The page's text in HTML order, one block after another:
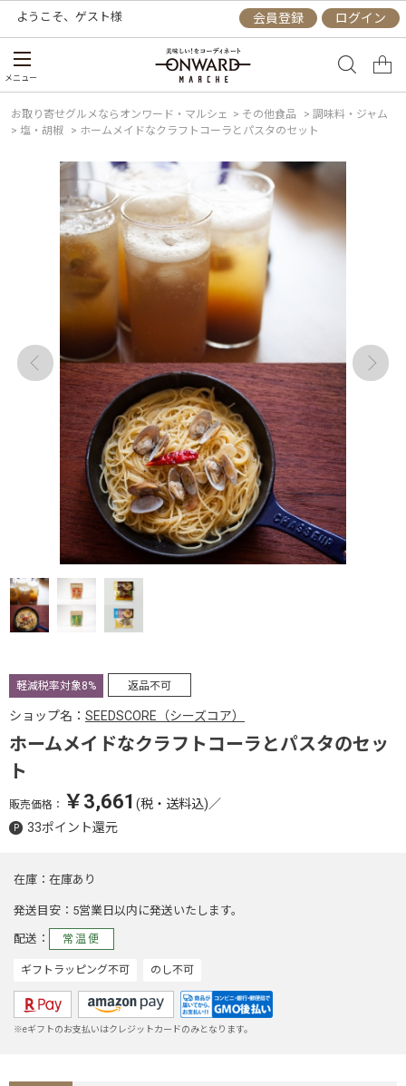
ようこそ、 ゲスト様 会員登録 ログイン
メニュー
お取り寄せグルメならオンワード・マルシェ > その他食品 > 調味料・ジャム
> 塩・胡椒 > ホームメイドなクラフトコーラとパスタのセット
軽減税率対象8% 返品不可
ショップ名： SEEDSCORE（シーズコア）
ホームメイドなクラフトコーラとパスタのセッ
ト
販売価格： ￥3,661 (税・送料込)／
33ポイント還元
在庫 在庫あり
発送目安 5営業日以内に発送いたします。
配送 常温便
ギフトラッピング不可 のし不可
※eギフトのお支払いはクレジットカードのみとなります。